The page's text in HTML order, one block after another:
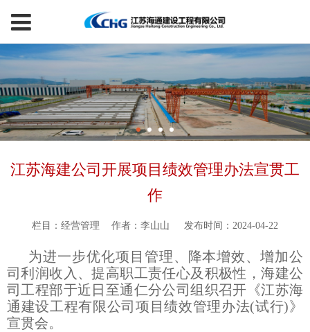
江苏海建公司开展项目绩效管理办法宣贯工
作
栏目：经营管理 作者：李山山 发布时间：2024-04-22
为进一步优化项目管理、降本增效、增加公
司利润收入、提高职工责任心及积极性，海建公
司工程部于近日至通仁分公司组织召开《江苏海
通建设工程有限公司项目绩效管理办法(试行)》
宣贯会。